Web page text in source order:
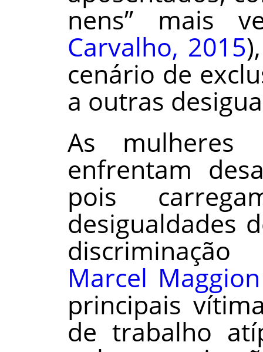
nens” mais
Carvalho, 2015
cenário de
a outras
As mulheres
enfrentam
pois
desigualdades
Marcel
principais
de trabalho